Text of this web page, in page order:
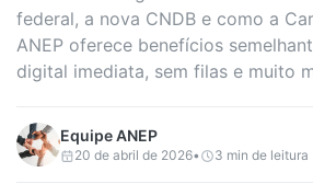
federal, a nova CNDB e como a
ANEP oferece benefícios
digital imediata, sem filas e muito
EquipeANEP
20 de abril de 2026• 3 min de leitura